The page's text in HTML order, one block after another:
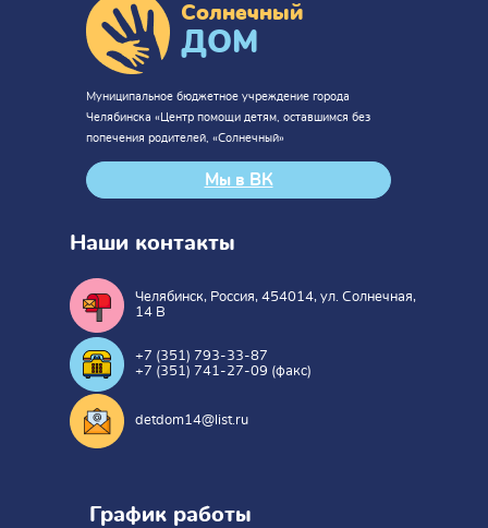
Солнечный
ДОМ
Муниципальное бюджетное учреждение города
Челябинска «Центр помощи детям, оставшимся без
попечения родителей, «Солнечный»
Мы в ВК
Наши контакты
Челябинск, Россия, 454014, ул. Солнечная,
14 В
+7 (351) 793-33-87
+7 (351) 741-27-09 (факс)
detdom14@list.ru
График работы